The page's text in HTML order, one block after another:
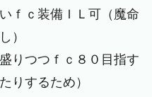
ｆｃ装備ＩＬ可（魔命
）
りつつｆｃ８０目指す
りするため）